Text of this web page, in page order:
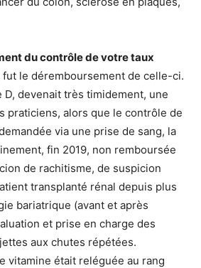
du contrôle de votre taux
fut le déremboursement de celle-ci.
D, devenait très timidement, une
praticiens, alors que le contrôle de
via une prise de sang, la
fin 2019, non remboursée
de rachitisme, de suspicion
transplanté rénal depuis plus
bariatrique (avant et après
et prise en charge des
aux chutes répétées.
vitamine était reléguée au rang